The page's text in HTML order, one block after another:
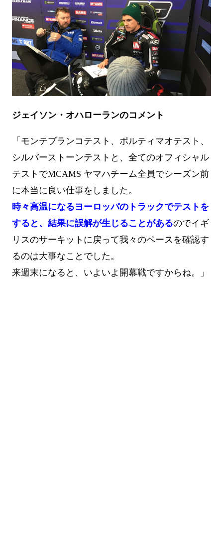
ジェイソン・オハローランのコメント
「モンテブランコテスト、ポルティマオテスト、
シルバーストーンテストと、全てのオフィシャル
テストでMCAMS ヤマハチーム全員でシーズン前
に本当に良い仕事をしました。
時々高温になるヨーロッパのトラックでテストを
すると、結果に誤解が生じることがあるのでイギ
リスのサーキットに戻って我々のペースを確認す
るのは大事なことでした。
来週末になると、いよいよ開幕戦ですからね。」